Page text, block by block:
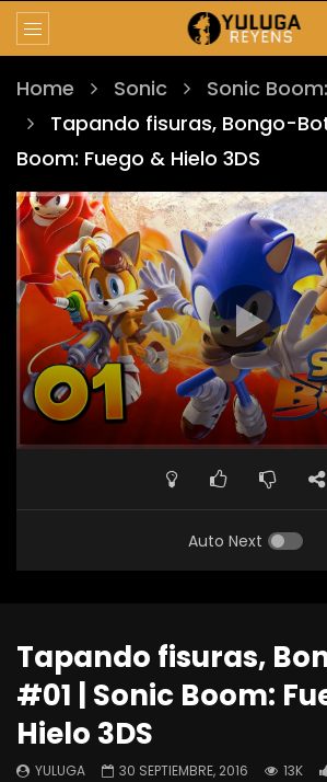
Home Sonic
Sonic
Tapando fisuras, Bongo-
Boom: Fuego & Hielo 3DS
Auto Next
Tapando fisuras,
#01 | Sonic Boom:
Hielo 3DS
YULUGA 30 SEPTIEMBRE, 2016 13K